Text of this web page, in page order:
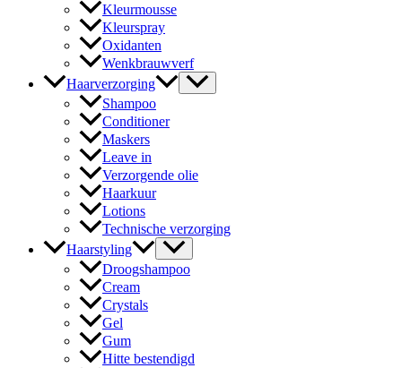
Kleurmousse
Kleurspray
Oxidanten
Wenkbrauwverf
Haarverzorging
Shampoo
Conditioner
Maskers
Leave in
Verzorgende olie
Haarkuur
Lotions
Technische verzorging
Haarstyling
Droogshampoo
Cream
Crystals
Gel
Gum
Hitte bestendigd